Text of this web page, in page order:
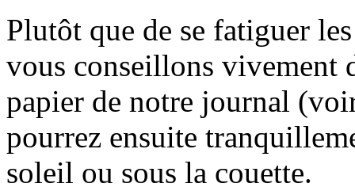
Plutôt que de se fatiguer
vous conseillons vivement
papier de notre journal
pourrez ensuite
soleil ou sous la couette.